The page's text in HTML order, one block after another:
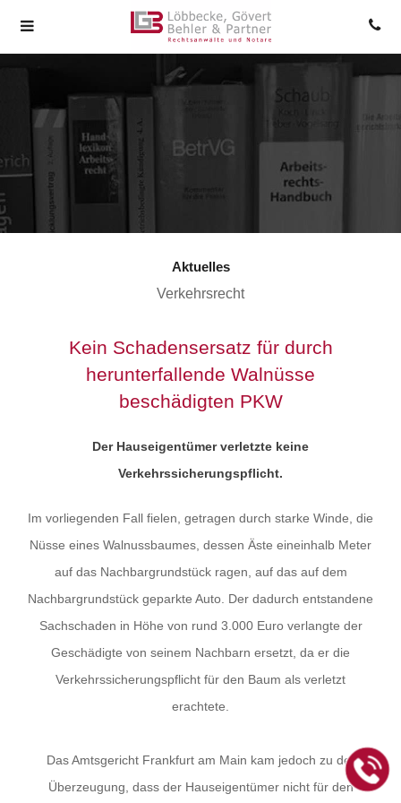
Aktuelles
Verkehrsrecht
Kein Schadensersatz für durch
herunterfallende Walnüsse
beschädigten PKW
Der Hauseigentümer verletzte keine
Verkehrssicherungspflicht.
Im vorliegenden Fall fielen, getragen durch starke Winde, die
Nüsse eines Walnussbaumes, dessen Äste eineinhalb Meter
auf das Nachbargrundstück ragen, auf das auf dem
Nachbargrundstück geparkte Auto. Der dadurch entstandene
Sachschaden in Höhe von rund 3.000 Euro verlangte der
Geschädigte von seinem Nachbarn ersetzt, da er die
Verkehrssicherungspflicht für den Baum als verletzt
erachtete.
Das Amtsgericht Frankfurt am Main kam jedoch zu der
Überzeugung, dass der Hauseigentümer nicht für den